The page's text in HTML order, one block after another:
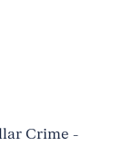
Crime -